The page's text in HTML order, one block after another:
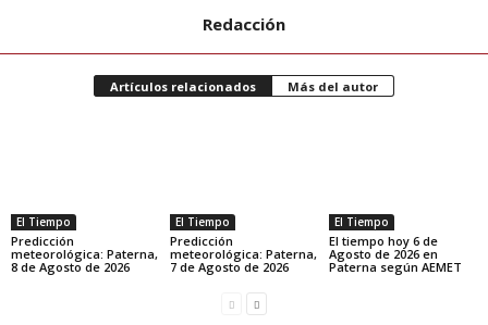
Redacción
Artículos relacionados Más del autor
El Tiempo
Predicción
meteorológica: Paterna,
8 de Agosto de 2026
El Tiempo
Predicción
meteorológica: Paterna,
7 de Agosto de 2026
El Tiempo
El tiempo hoy 6 de
Agosto de 2026 en
Paterna según AEMET